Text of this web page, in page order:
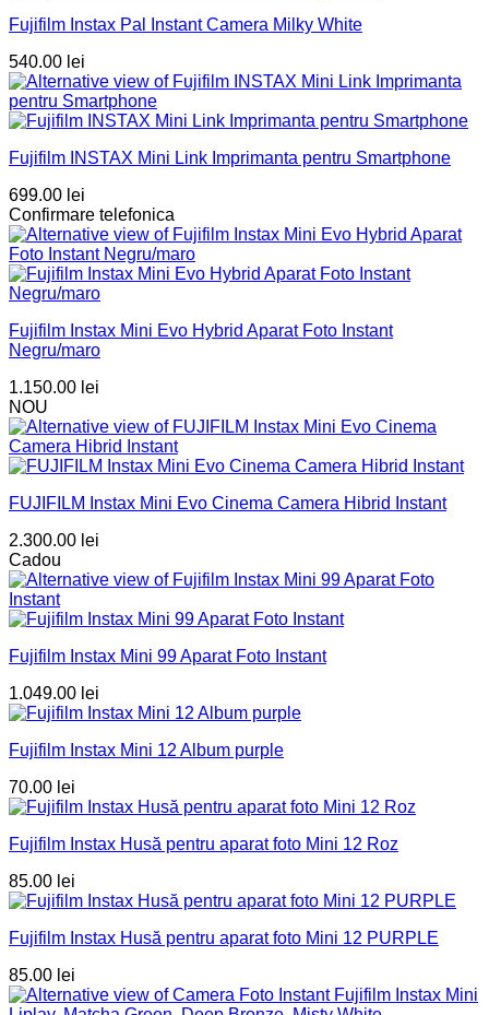
Fujifilm Instax Pal Instant Camera Milky White
540.00 lei
Fujifilm INSTAX Mini Link Imprimanta pentru Smartphone
699.00 lei
Confirmare telefonica
Fujifilm Instax Mini Evo Hybrid Aparat Foto Instant
Negru/maro
1.150.00 lei
NOU
FUJIFILM Instax Mini Evo Cinema Camera Hibrid Instant
2.300.00 lei
Cadou
Fujifilm Instax Mini 99 Aparat Foto Instant
1.049.00 lei
Fujifilm Instax Mini 12 Album purple
70.00 lei
Fujifilm Instax Husă pentru aparat foto Mini 12 Roz
85.00 lei
Fujifilm Instax Husă pentru aparat foto Mini 12 PURPLE
85.00 lei